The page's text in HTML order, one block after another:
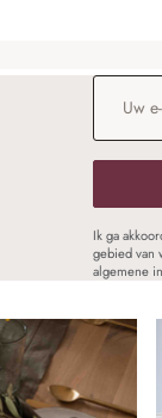
E-
Ik ga
gebied van
algemene